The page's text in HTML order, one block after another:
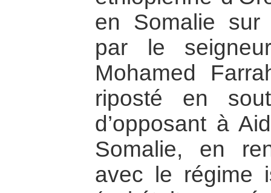
en Somalie sur
par le
Mohamed
riposté en
d’opposant à
Somalie, en
avec le régime